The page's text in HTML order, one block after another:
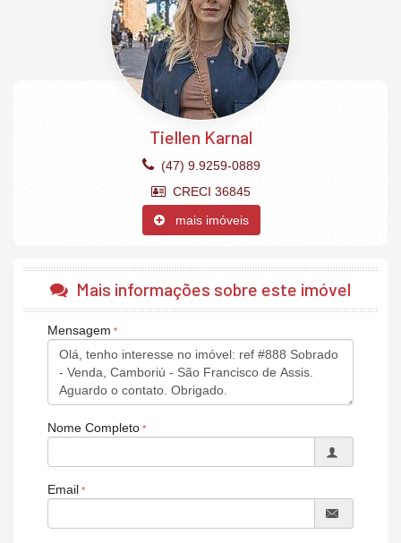
Hidrômetro Individual
2 vagas garagem privativas.Tiellen Karnal
(47) 9.9259-0889
CRECI 36845
mais imóveis
Mais informações sobre este imóvel
Mensagem
Nome Completo
Email